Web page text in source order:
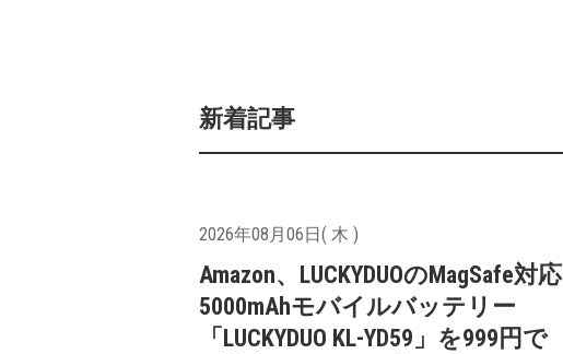
新着記事
2026年08月06日( 木 )
Amazon、LUCKYDUOのMagSafe対応
5000mAhモバイルバッテリー
「LUCKYDUO KL-YD59」を999円で